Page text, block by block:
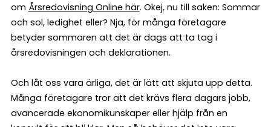
om Årsredovisning Online här. Okej, nu till saken: Sommar
och sol, ledighet eller? Nja, för många företagare
betyder sommaren att det är dags att ta tag i
årsredovisningen och deklarationen.
Och låt oss vara ärliga, det är lätt att skjuta upp detta.
Många företagare tror att det krävs flera dagars jobb,
avancerade ekonomikunskaper eller hjälp från en